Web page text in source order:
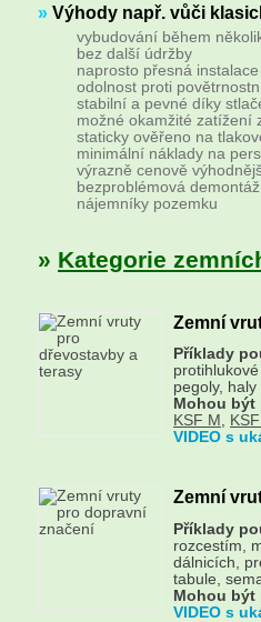
» Výhody např. vůči
vybudování během
bez další údržby
naprosto přesná instalace
odolnost proti
stabilní a pevné díky
možné okamžité zatížení
staticky ověřeno na
minimální náklady na
výrazně cenově
bezproblémová
nájemníky pozemku
» Kategorie
Zemní
Příklady
pegoly,
Mohou
KSF M ,
VIDEO s
Zemní
Příklady
rozcestím,
dálnicích,
tabule,
Mohou být
VIDEO s